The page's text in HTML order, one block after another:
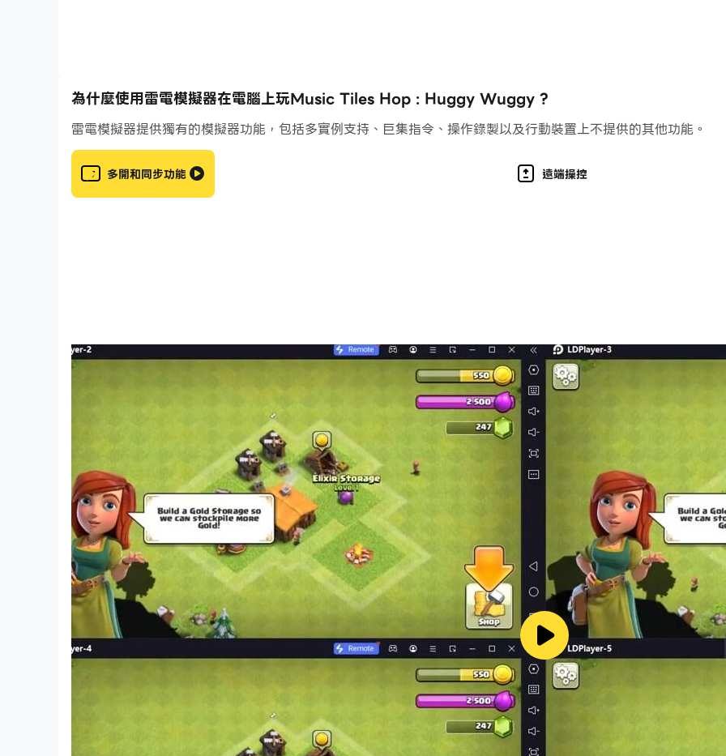
+為你的舞會收集漂亮的皮膚
+ 豐富精彩的3D視覺世界
+ 更多 Huggy Songs 將定期添加。
我們希望您喜歡這款 Wuggy Game - Tiles Hop，並且不要忘記通過您的評分幫助我們改進它。
為什麼使用雷電模擬器在電腦上玩Music Tiles Hop : Huggy Wuggy ?
雷電模擬器提供獨有的模擬器功能，包括多實例支持、巨集指令、操作錄製以及行動裝置上不提供的其他功能。
多開和同步功能 遠端操控